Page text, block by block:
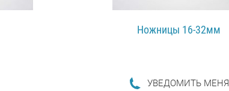
Ножницы 16-32мм
УВЕДОМИТЬ МЕНЯ